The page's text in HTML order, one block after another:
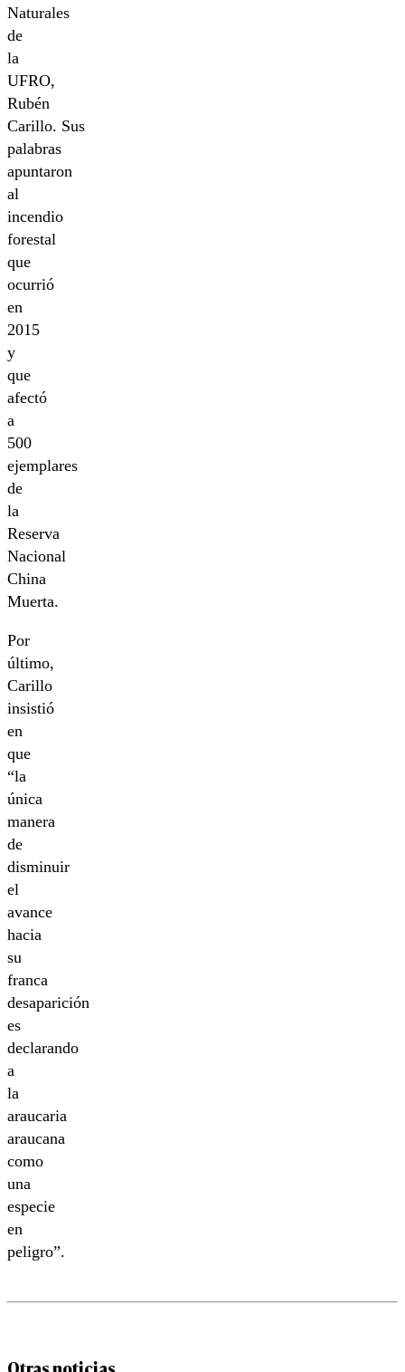
Naturales
de
la
UFRO,
Rubén
Carillo. Sus
palabras
apuntaron
al
incendio
forestal
que
ocurrió
en
2015
y
que
afectó
a
500
ejemplares
de
la
Reserva
Nacional
China
Muerta.
Por
último,
Carillo
insistió
en
que
“la
única
manera
de
disminuir
el
avance
hacia
su
franca
desaparición
es
declarando
a
la
araucaria
araucana
como
una
especie
en
peligro”.
Otras noticias